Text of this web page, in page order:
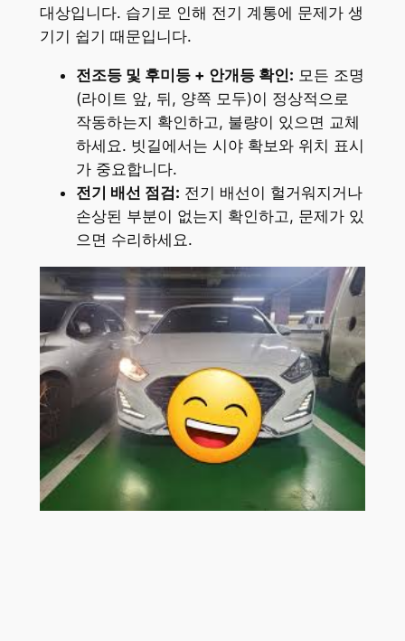
대상입니다. 습기로 인해 전기 계통에 문제가 생
기기 쉽기 때문입니다.
전조등 및 후미등 + 안개등 확인: 모든 조명
(라이트 앞, 뒤, 양쪽 모두)이 정상적으로
작동하는지 확인하고, 불량이 있으면 교체
하세요. 빗길에서는 시야 확보와 위치 표시
가 중요합니다.
전기 배선 점검: 전기 배선이 헐거워지거나
손상된 부분이 없는지 확인하고, 문제가 있
으면 수리하세요.